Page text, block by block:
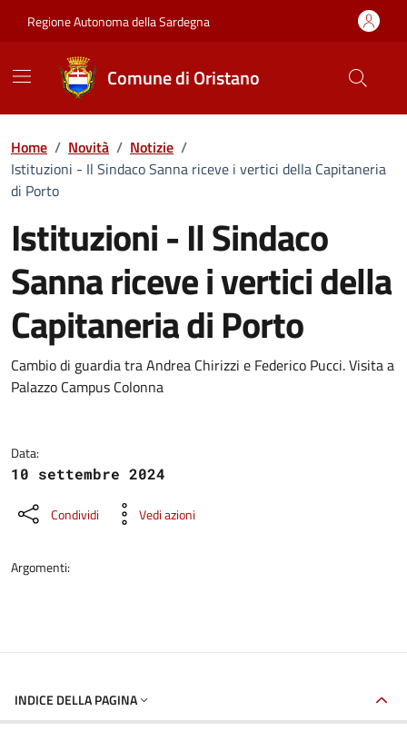
Regione Autonoma della Sardegna
Comune di Oristano
Home / Novità / Notizie /
Istituzioni - Il Sindaco Sanna riceve i vertici della Capitaneria
di Porto
Istituzioni - Il Sindaco
Sanna riceve i vertici della
Capitaneria di Porto
Dettagli della notizia
Cambio di guardia tra Andrea Chirizzi e Federico Pucci. Visita a
Palazzo Campus Colonna
Data:
10 settembre 2024
Condividi Vedi azioni
Argomenti:
INDICE DELLA PAGINA